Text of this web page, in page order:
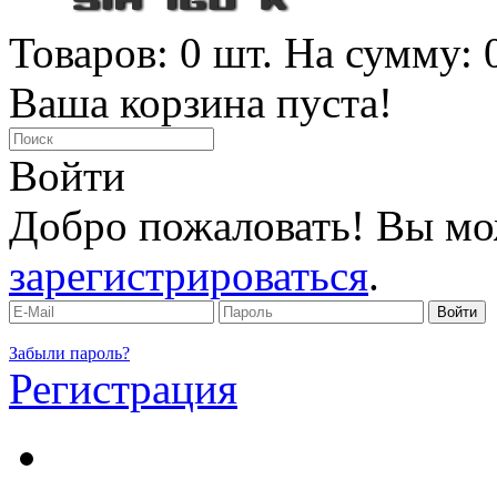
Товаров: 0 шт. На сумму:
Ваша корзина пуста!
Войти
Добро пожаловать! Вы
зарегистрироваться.
Забыли пароль?
Регистрация